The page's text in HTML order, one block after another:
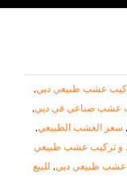
عشب طبيعي دبي,
عشب صناعي في دبي,
, سعر العشب الطبيعي,
و تركيب عشب طبيعي
عشب طبيعي دبي, للبيع